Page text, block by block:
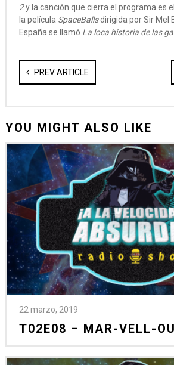
2y la canción que cierra el programa es
la película SpaceBallsdirigida por Sir Mel
España se llamó La loca historia de las
PREV ARTICLE
YOU MIGHT ALSO LIKE
22 marzo, 2019
T02E08 – MAR-VELL-